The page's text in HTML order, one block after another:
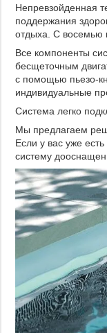
Непревзойденная
поддержания
отдыха. С восемью
Все компоненты
бесщеточным
с помощью пьезо-
индивидуальные
Система легко
Мы предлагаем
Если у вас уже
систему